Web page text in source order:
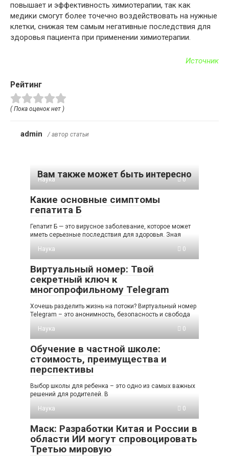
повышает и эффективность химиотерапии, так как
медики смогут более точечно воздействовать на нужные
клетки, снижая тем самым негативные последствия для
здоровья пациента при применении химиотерапии.
Источник
Рейтинг
( Пока оценок нет )
admin / автор статьи
Вам также может быть интересно
Наука 0
Какие основные симптомы
гепатита Б
Гепатит Б — это вирусное заболевание, которое может
иметь серьезные последствия для здоровья. Зная
Наука
0
Виртуальный номер: Твой
секретный ключ к
многопрофильному Telegram
Хочешь разделить жизнь на потоки? Виртуальный номер
Telegram – это анонимность, безопасность и свобода
Наука
0
Обучение в частной школе:
стоимость, преимущества и
перспективы
Выбор школы для ребенка – это одно из самых важных
решений для родителей. В
Наука
0
Маск: Разработки Китая и России в
области ИИ могут спровоцировать
Третью мировую